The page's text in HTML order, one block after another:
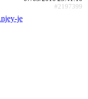
#2197399
je